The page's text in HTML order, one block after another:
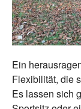
Ein
Flexibilität, die
Es lassen sich